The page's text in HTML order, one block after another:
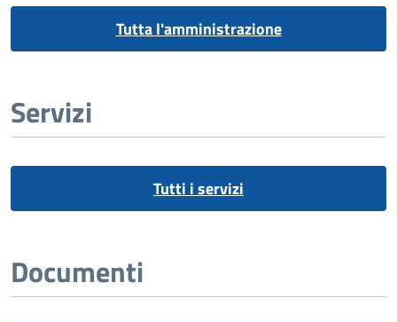
Tutta l'amministrazione
Servizi
Tutti i servizi
Documenti